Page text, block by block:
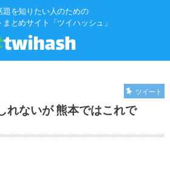
題を知りたい人のための
まとめサイト「ツイハッシュ」
ツイート
れないが 熊本ではこれで